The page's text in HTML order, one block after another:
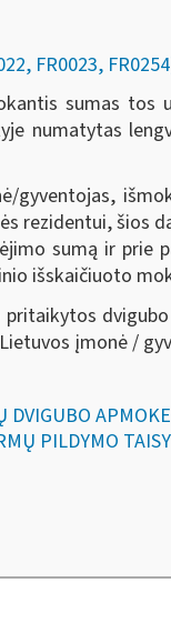
FR0023,
sumas tos
numatytas
gyventojas,
rezidentui, šios
sumą ir prie
išskaičiuoto
įmonė /
PILDYMO